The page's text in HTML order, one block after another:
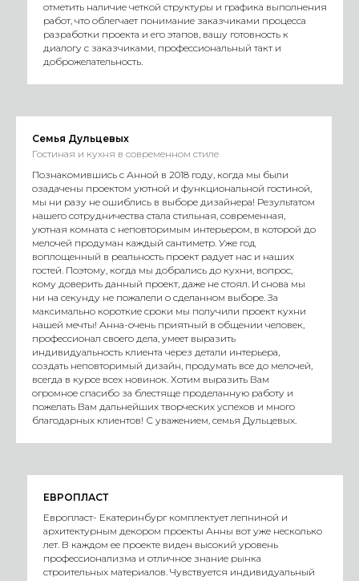
отметить наличие четкой структуры и графика выполнения
работ, что облегчает понимание заказчиками процесса
разработки проекта и его этапов, вашу готовность к
диалогу с заказчиками, профессиональный такт и
доброжелательность.
Семья Дульцевых
Гостиная и кухня в современном стиле
Познакомившись с Анной в 2018 году, когда мы были
озадачены проектом уютной и функциональной гостиной,
мы ни разу не ошиблись в выборе дизайнера! Результатом
нашего сотрудничества стала стильная, современная,
уютная комната с неповторимым интерьером, в которой до
мелочей продуман каждый сантиметр. Уже год
воплощенный в реальность проект радует нас и наших
гостей. Поэтому, когда мы добрались до кухни, вопрос,
кому доверить данный проект, даже не стоял. И снова мы
ни на секунду не пожалели о сделанном выборе. За
максимально короткие сроки мы получили проект кухни
нашей мечты! Анна-очень приятный в общении человек,
профессионал своего дела, умеет выразить
индивидуальность клиента через детали интерьера,
создать неповторимый дизайн, продумать все до мелочей,
всегда в курсе всех новинок. Хотим выразить Вам
огромное спасибо за блестяще проделанную работу и
пожелать Вам дальнейших творческих успехов и много
благодарных клиентов! С уважением, семья Дульцевых.
ЕВРОПЛАСТ
Европласт- Екатеринбург комплектует лепниной и
архитектурным декором проекты Анны вот уже несколько
лет. В каждом ее проекте виден высокий уровень
профессионализма и отличное знание рынка
строительных материалов. Чувствуется индивидуальный